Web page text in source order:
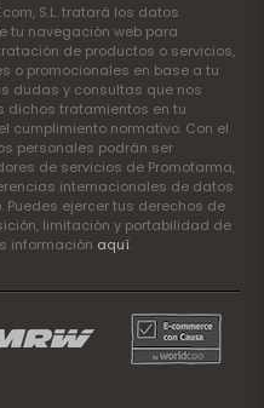
S.L. tratará los datos
tu navegación web para
de productos o servicios,
o promocionales en base a tu
dudas y consultas que nos
dichos tratamientos en tu
cumplimiento normativo. Con el
personales podrán ser
de servicios de Promofarma,
internacionales de datos
ejercer tus derechos de
limitación y portabilidad de
información aquí.